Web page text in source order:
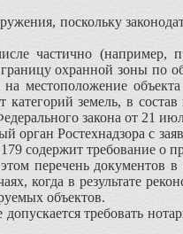
поскольку
частично (например,
охранной зоны
местоположение объекта
земель, в
закона от 21
орган Ростехнадзора с
содержит требование о
перечень
когда в результате
объектов.
требовать